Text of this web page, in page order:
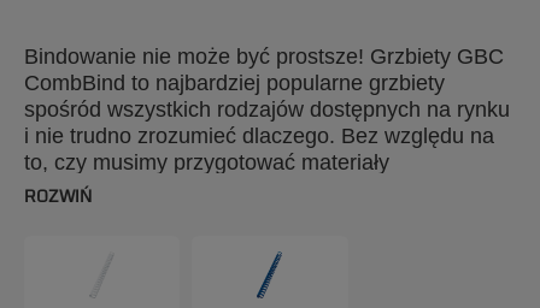
Bindowanie nie może być prostsze! Grzbiety GBC
CombBind to najbardziej popularne grzbiety
spośród wszystkich rodzajów dostępnych na rynku
i nie trudno zrozumieć dlaczego. Bez względu na
to, czy musimy przygotować materiały
szkoleniowe, czy raporty wewnętrzne, grzbiety
zbindowanym dokumencie. Oprawione dokumenty
można otwierać na płasko, co ułatwia kserowanie,
ROZWIŃ